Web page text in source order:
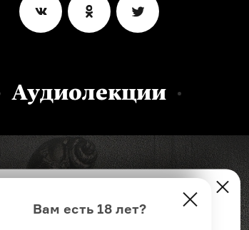
Аудиолекции
аудио доступно только по подписке.
Вам есть 18 лет?